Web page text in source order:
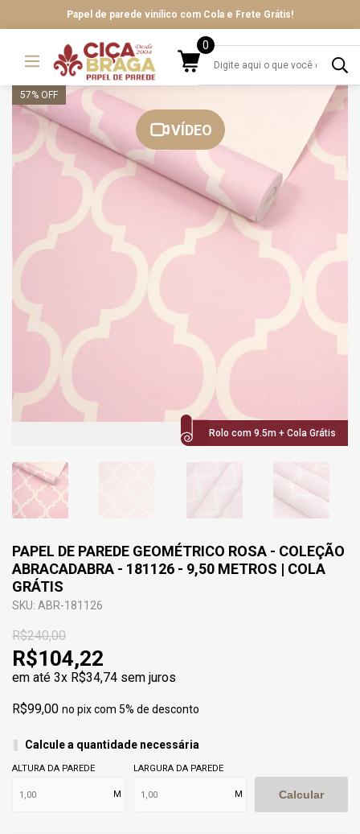
Papel de parede vinílico com Cola e Frete Grátis!
0
VÍDEO
Rolo com 9.5m + Cola Grátis
57% OFF
PAPEL DE PAREDE GEOMÉTRICO ROSA - COLEÇÃO
ABRACADABRA - 181126 - 9,50 METROS | COLA
GRÁTIS
SKU: ABR-181126
R$240,00
R$104,22
em até 3x R$34,74 sem juros
R$99,00 no pix com 5% de desconto
Calcule a quantidade necessária
ALTURA DA PAREDE
M
LARGURA DA PAREDE
M Calcular